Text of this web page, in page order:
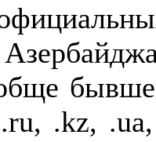
.kz,